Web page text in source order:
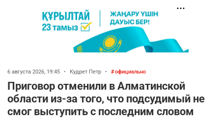
6 августа 2026, 19:45 • Кудрет Петр • официально
Приговор отменили в Алматинской
области из-за того, что подсудимый не
смог выступить с последним словом